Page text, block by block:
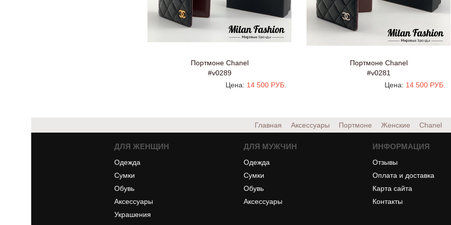
Портмоне Chanel
#v0289
Цена: 14 500 РУБ.
Портмоне Chanel
#v0281
Цена: 14 500 РУБ.
Главная Аксессуары Портмоне Женские Chanel
ДЛЯ ЖЕНЩИН
Одежда
Сумки
Обувь
Аксессуары
Украшения
ДЛЯ МУЖЧИН
Одежда
Сумки
Обувь
Аксессуары
ИНФОРМАЦИЯ
Отзывы
Оплата и доставка
Карта сайта
Контакты